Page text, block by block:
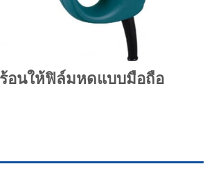
ร้อนให้ฟิล์มหดแบบมือถือ